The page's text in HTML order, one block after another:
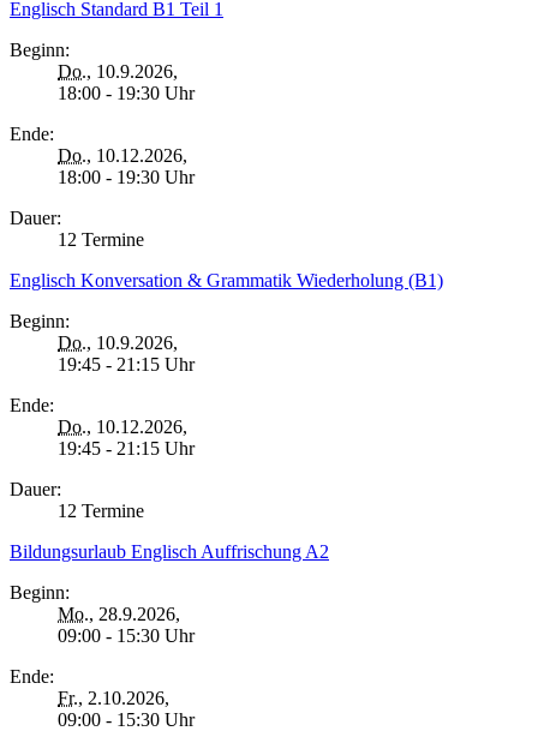
Englisch Standard B1 Teil 1
Beginn:
Do., 10.9.2026,
18:00 - 19:30 Uhr
Ende:
Do., 10.12.2026,
18:00 - 19:30 Uhr
Dauer:
12 Termine
Englisch Konversation & Grammatik Wiederholung (B1)
Beginn:
Do., 10.9.2026,
19:45 - 21:15 Uhr
Ende:
Do., 10.12.2026,
19:45 - 21:15 Uhr
Dauer:
12 Termine
Bildungsurlaub Englisch Auffrischung A2
Beginn:
Mo., 28.9.2026,
09:00 - 15:30 Uhr
Ende:
Fr., 2.10.2026,
09:00 - 15:30 Uhr